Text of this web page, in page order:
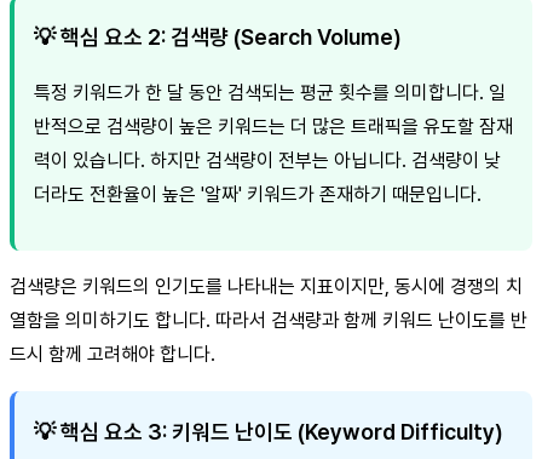
💡 핵심 요소 2: 검색량 (Search Volume)
특정 키워드가 한 달 동안 검색되는 평균 횟수를 의미합니다. 일
반적으로 검색량이 높은 키워드는 더 많은 트래픽을 유도할 잠재
력이 있습니다. 하지만 검색량이 전부는 아닙니다. 검색량이 낮
더라도 전환율이 높은 '알짜' 키워드가 존재하기 때문입니다.
검색량은 키워드의 인기도를 나타내는 지표이지만, 동시에 경쟁의 치
열함을 의미하기도 합니다. 따라서 검색량과 함께 키워드 난이도를 반
드시 함께 고려해야 합니다.
💡 핵심 요소 3: 키워드 난이도 (Keyword Difficulty)